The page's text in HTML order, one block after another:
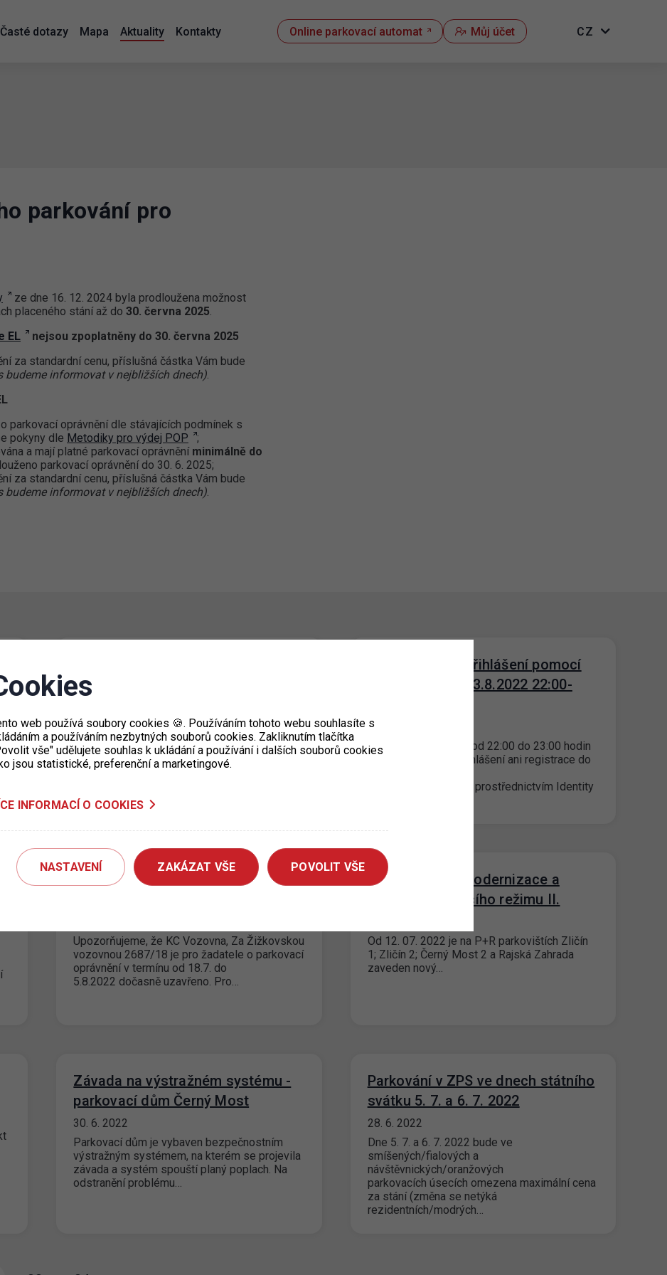
Časté dotazy Mapa Aktuality Kontakty Online parkovací automat Můj účet CZ
parkování pro
ze dne 16. 12. 2024 byla prodloužena možnost
placeného stání až do 30. června 2025.
EL
nejsou zpoplatněny do 30. června 2025
za standardní cenu, příslušná částka Vám bude
budeme informovat v nejbližších dnech).
parkovací oprávnění dle stávajících podmínek s
pokyny dle Metodiky pro výdej POP
;
a mají platné parkovací oprávnění minimálně do
parkovací oprávnění do 30. 6. 2025;
za standardní cenu, příslušná částka Vám bude
budeme informovat v nejbližších dnech).
parkovacích oprávnění Prahy 3
Od 29.8. do 2.9.2022 bude z technických
důvodů uzavřeno klientské centrum
VOZOVNA na adrese Za Žižkovskou vozovnou
2687/18, Praha 3.…
Nedostupnost přihlášení pomocí
Identity občana 3.8.2022 22:00-
01. 8. 2022
Dne 3.8.2022 v čase od 22:00 do 23:00 hodin
nebude dostupné přihlášení ani registrace do
účtu osu.zpspraha.cz prostřednictvím Identity
Dočasné uzavření výdejny KC
Upozorňujeme, že KC Vozovna, Za Žižkovskou
vozovnou 2687/18 je pro žadatele o parkovací
oprávnění v termínu od 18.7. do
5.8.2022 dočasně uzavřeno. Pro…
P+R postupná modernizace a
úprava parkovacího režimu II.
Od 12. 07. 2022 je na P+R parkovištích Zličín
1; Zličín 2; Černý Most 2 a Rajská Zahrada
zaveden nový…
Závada na výstražném systému -
parkovací dům Černý Most
30. 6. 2022
Parkovací dům je vybaven bezpečnostním
výstražným systémem, na kterém se projevila
závada a systém spouští planý poplach. Na
odstranění problému…
Parkování v ZPS ve dnech státního
svátku 5. 7. a 6. 7. 2022
28. 6. 2022
Dne 5. 7. a 6. 7. 2022 bude ve
smíšených/fialových a
návštěvnických/oranžových
parkovacích úsecích omezena maximální cena
za stání (změna se netýká
rezidentních/modrých…
web používá soubory cookies 🍪. Používáním tohoto webu souhlasíte s
a používáním nezbytných souborů cookies. Zakliknutím tlačítka
vše" udělujete souhlas k ukládání a používání i dalších souborů cookies
jsou statistické, preferenční a marketingové.
INFORMACÍ O COOKIES
NASTAVENÍ ZAKÁZAT VŠE POVOLIT VŠE